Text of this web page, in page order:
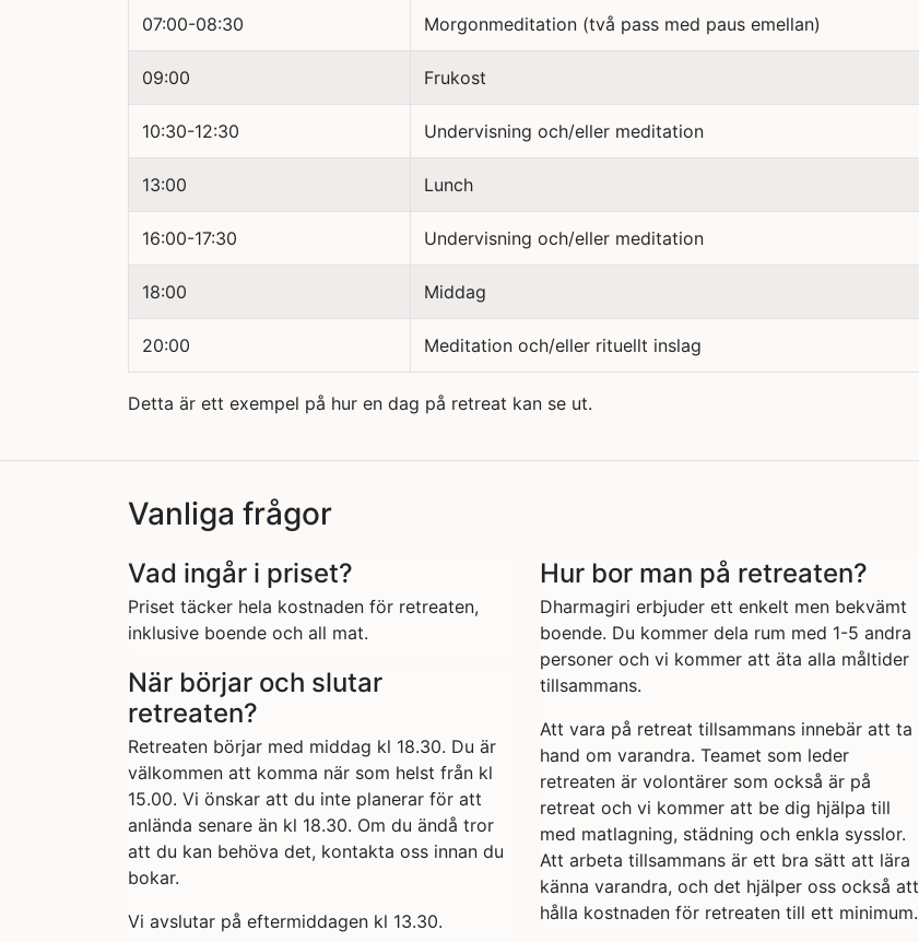
07:00-08:30 Morgonmeditation (två pass med paus emellan)
09:00 Frukost
10:30-12:30 Undervisning och/eller meditation
13:00 Lunch
16:00-17:30 Undervisning och/eller meditation
18:00 Middag
20:00 Meditation och/eller rituellt inslag
Detta är ett exempel på hur en dag på retreat kan se ut.
Vanliga frågor
Vad ingår i priset?
Priset täcker hela kostnaden för retreaten,
inklusive boende och all mat.
När börjar och slutar
retreaten?
Retreaten börjar med middag kl 18.30. Du är
välkommen att komma när som helst från kl
15.00. Vi önskar att du inte planerar för att
anlända senare än kl 18.30. Om du ändå tror
att du kan behöva det, kontakta oss innan du
bokar.
Vi avslutar på eftermiddagen kl 13.30.
Hur bor man på retreaten?
Dharmagiri erbjuder ett enkelt men bekvämt
boende. Du kommer dela rum med 1-5 andra
personer och vi kommer att äta alla måltider
tillsammans.
Att vara på retreat tillsammans innebär att ta
hand om varandra. Teamet som leder
retreaten är volontärer som också är på
retreat och vi kommer att be dig hjälpa till
med matlagning, städning och enkla sysslor.
Att arbeta tillsammans är ett bra sätt att lära
känna varandra, och det hjälper oss också att
hålla kostnaden för retreaten till ett minimum.